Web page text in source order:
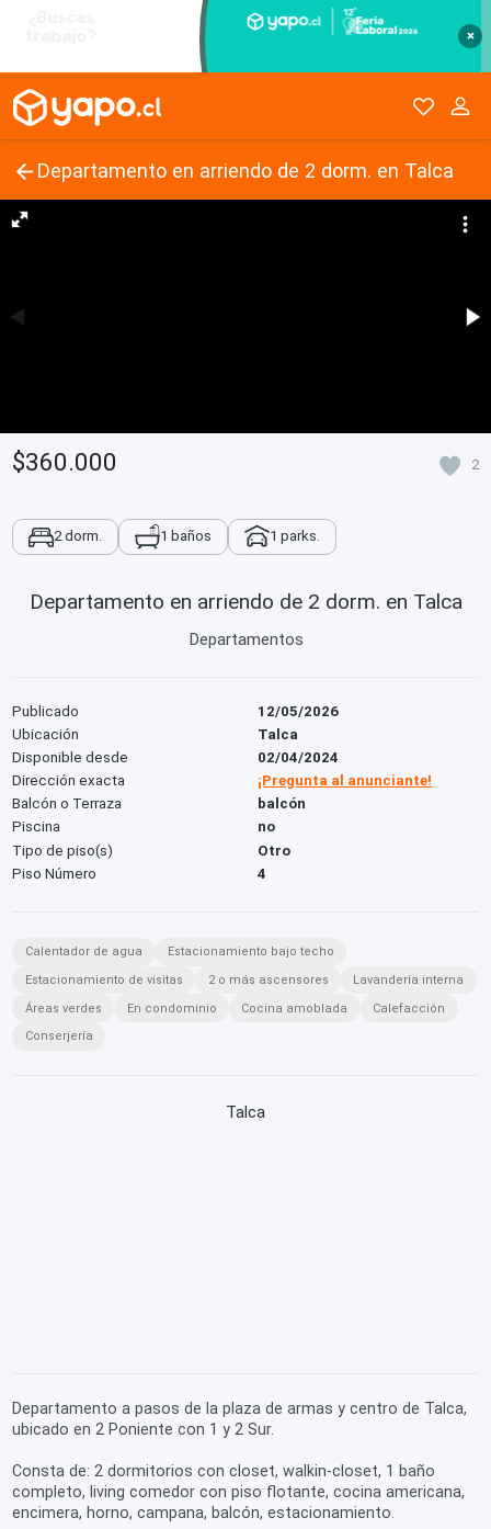
×
Departamento en arriendo de 2 dorm. en Talca
$360.000 2
2 dorm. 1 baños 1 parks.
Departamento en arriendo de 2 dorm. en Talca
Departamentos
Publicado
12/05/2026
Ubicación
Talca
Disponible desde
02/04/2024
Dirección exacta
¡Pregunta al anunciante!
Balcón o Terraza
balcón
Piscina
no
Tipo de piso(s)
Otro
Piso Número
4
Calentador de agua
Estacionamiento bajo techo
Estacionamiento de visitas
2 o más ascensores
Lavandería interna
Áreas verdes
En condominio Cocina amoblada
Calefacción
Conserjería
Talca
Departamento a pasos de la plaza de armas y centro de Talca,
ubicado en 2 Poniente con 1 y 2 Sur.
Consta de: 2 dormitorios con closet, walkin-closet, 1 baño
completo, living comedor con piso flotante, cocina americana,
encimera, horno, campana, balcón, estacionamiento.